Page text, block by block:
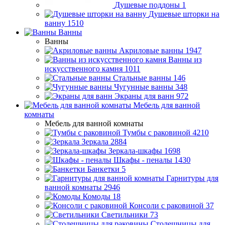
Душевые поддоны 1
Душевые шторки на
ванну 1510
Ванны
Ванны
Акриловые ванны 1947
Ванны из
искусственного камня 1011
Стальные ванны 146
Чугунные ванны 348
Экраны для ванн 972
Мебель для ванной
комнаты
Мебель для ванной комнаты
Тумбы с раковиной 4210
Зеркала 2884
Зеркала-шкафы 1698
Шкафы - пеналы 1430
Банкетки 5
Гарнитуры для
ванной комнаты 2946
Комоды 18
Консоли с раковиной 37
Светильники 73